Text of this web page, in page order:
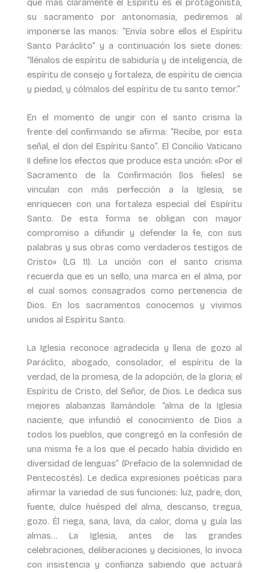
que más claramente el Espíritu es el protagonista,
su sacramento por antonomasia, pediremos al
imponerse las manos: “Envía sobre ellos el Espíritu
Santo Paráclito” y a continuación los siete dones:
“llénalos de espíritu de sabiduría y de inteligencia, de
espíritu de consejo y fortaleza, de espíritu de ciencia
y piedad, y cólmalos del espíritu de tu santo temor.”
En el momento de ungir con el santo crisma la
frente del confirmando se afirma: “Recibe, por esta
señal, el don del Espíritu Santo”. El Concilio Vaticano
II define los efectos que produce esta unción: «Por el
Sacramento de la Confirmación (los fieles) se
vinculan con más perfección a la Iglesia, se
enriquecen con una fortaleza especial del Espíritu
Santo. De esta forma se obligan con mayor
compromiso a difundir y defender la fe, con sus
palabras y sus obras como verdaderos testigos de
Cristo» (LG 11). La unción con el santo crisma
recuerda que es un sello, una marca en el alma, por
el cual somos consagrados como pertenencia de
Dios. En los sacramentos conocemos y vivimos
unidos al Espíritu Santo.
La Iglesia reconoce agradecida y llena de gozo al
Paráclito, abogado, consolador, el espíritu de la
verdad, de la promesa, de la adopción, de la gloria; el
Espíritu de Cristo, del Señor, de Dios. Le dedica sus
mejores alabanzas llamándole: “alma de la Iglesia
naciente, que infundió el conocimiento de Dios a
todos los pueblos, que congregó en la confesión de
una misma fe a los que el pecado había dividido en
diversidad de lenguas” (Prefacio de la solemnidad de
Pentecostés). Le dedica expresiones poéticas para
afirmar la variedad de sus funciones: luz, padre, don,
fuente, dulce huésped del alma, descanso, tregua,
gozo. Él riega, sana, lava, da calor, doma y guía las
almas… La Iglesia, antes de las grandes
celebraciones, deliberaciones y decisiones, lo invoca
con insistencia y confianza sabiendo que actuará